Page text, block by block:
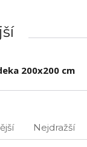
200x200 cm
Nejdražší